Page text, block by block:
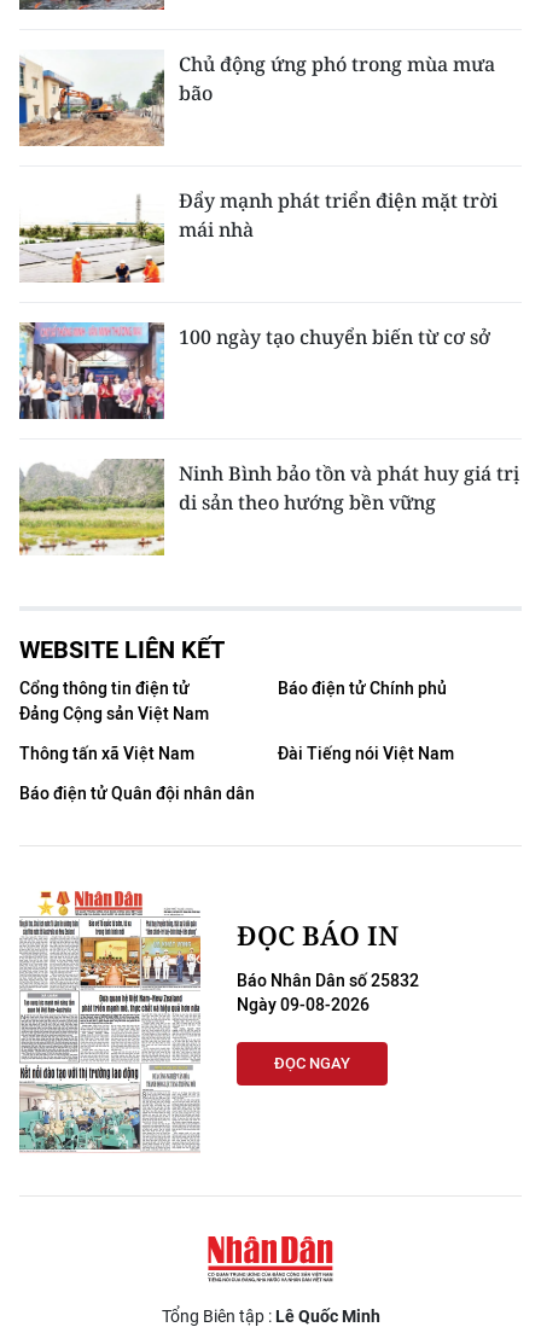
Chủ động ứng phó trong mùa mưa
bão
Đẩy mạnh phát triển điện mặt trời
mái nhà
100 ngày tạo chuyển biến từ cơ sở
Ninh Bình bảo tồn và phát huy giá trị
di sản theo hướng bền vững
WEBSITE LIÊN KẾT
Cổng thông tin điện tử
Đảng Cộng sản Việt Nam
Báo điện tử Chính phủ
Thông tấn xã Việt Nam
Đài Tiếng nói Việt Nam
Báo điện tử Quân đội nhân dân
ĐỌC BÁO IN
Báo Nhân Dân số 25832
Ngày 09-08-2026
ĐỌC NGAY
Tổng Biên tập :Lê Quốc Minh